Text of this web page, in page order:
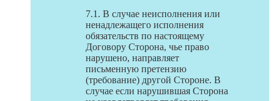
7.1. В случае неисполнения или
ненадлежащего исполнения
обязательств по настоящему
Договору Сторона, чье право
нарушено, направляет
письменную претензию
(требование) другой Стороне. В
случае если нарушившая Сторона